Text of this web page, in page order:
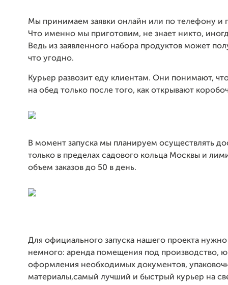
Мы принимаем заявки онлайн или по телефону и
Что именно мы приготовим, не знает никто,
Ведь из заявленного набора продуктов может
что угодно.
Курьер развозит еду клиентам. Они понимают,
на обед только после того, как открывают
В момент запуска мы планируем осуществлять
только в пределах садового кольца Москвы и
объем заказов до 50 в день.
Для официального запуска нашего проекта
немного: аренда помещения под производство,
оформления необходимых документов,
материалы,самый лучший и быстрый курьер на